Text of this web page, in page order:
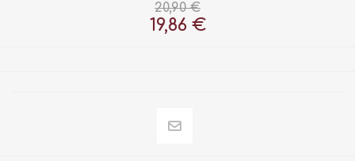
20,90 €
19,86 €